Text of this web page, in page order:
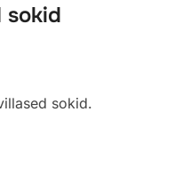
sokid
sokid.